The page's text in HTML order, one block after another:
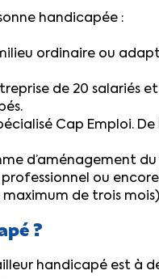
handicapée :
ordinaire ou
de 20 salariés
Cap Emploi.
d’aménagement
ou
de trois
?
handicapé est à